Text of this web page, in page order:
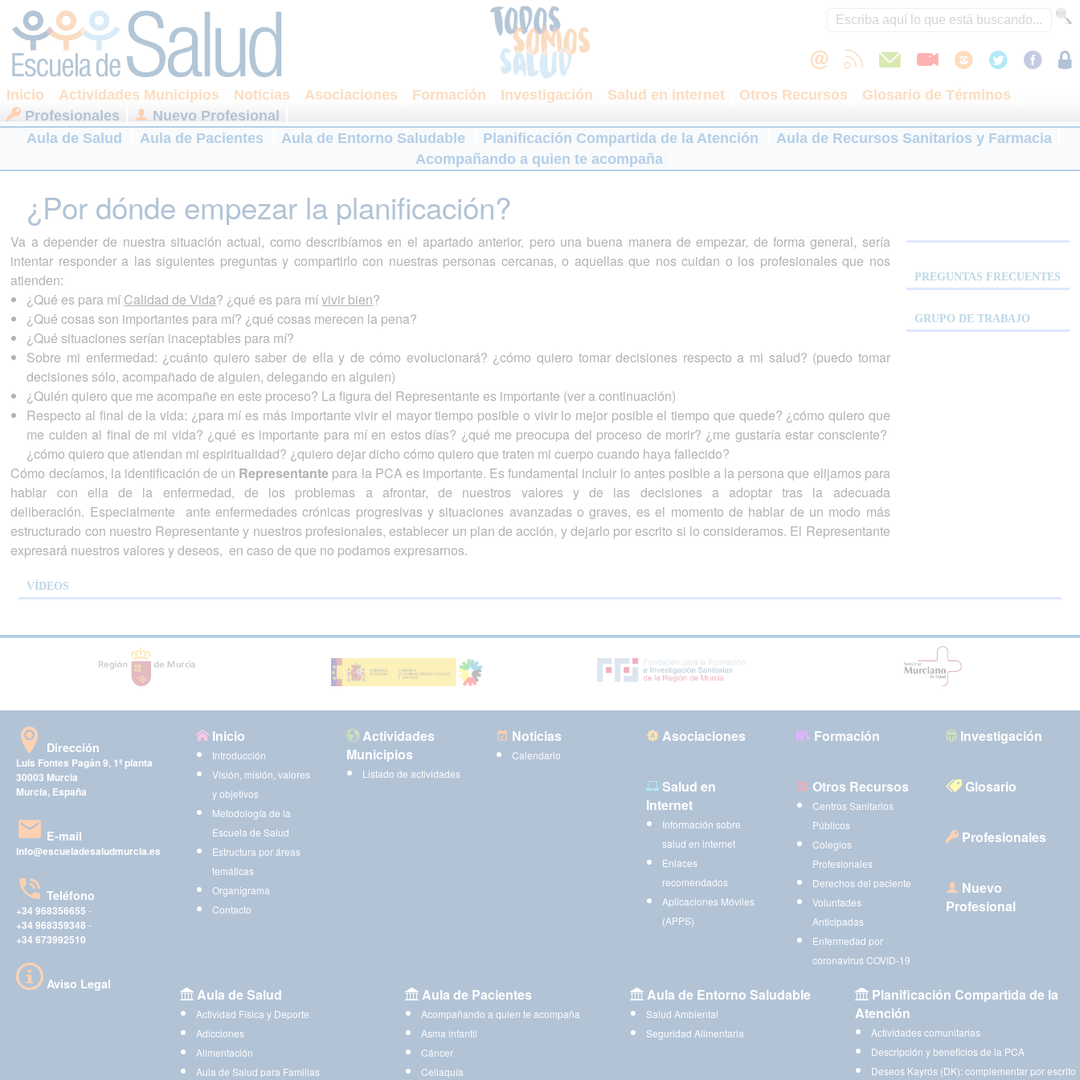
Inicio Actividades Municipios Noticias Asociaciones Formación Investigación Salud en internet Otros Recursos
Glosario de Términos
Profesionales
Nuevo Profesional
Aula de Salud
Aula de Pacientes Aula de Entorno Saludable Planificación Compartida de la Atención
Aula de Recursos Sanitarios y Farmacia
Acompañando a quien te acompaña
¿Por dónde empezar la planificación?
Va a depender de nuestra situación actual, como describíamos en el apartado anterior, pero una buena manera de empezar, de forma general, sería
intentar responder a las siguientes preguntas y compartirlo con nuestras personas cercanas, o aquellas que nos cuidan o los profesionales que nos
atienden:
¿Qué es para míCalidad de Vida? ¿qué es para mívivir bien?
¿Qué cosas son importantes para mí? ¿qué cosas merecen la pena?
¿Qué situaciones serían inaceptables para mí?
Sobre mi enfermedad: ¿cuánto quiero saber de ella y de cómo evolucionará? ¿cómo quiero tomar decisiones respecto a mi salud? (puedo tomar
decisiones sólo, acompañado de alguien, delegando en alguien)
¿Quién quiero que me acompañe en este proceso? La figura del Representante es importante (ver a continuación)
Respecto al final de la vida: ¿para mí es más importante vivir el mayor tiempo posible o vivir lo mejor posible el tiempo que quede? ¿cómo quiero que
me cuiden al final de mi vida? ¿qué es importante para mí en estos días? ¿qué me preocupa del proceso de morir? ¿me gustaría estar consciente?
¿cómo quiero que atiendan mi espiritualidad? ¿quiero dejar dicho cómo quiero que traten mi cuerpo cuando haya fallecido?
Cómo decíamos, la identificación de un Representante para la PCA es importante. Es fundamental incluir lo antes posible a la persona que elijamos para
hablar con ella de la enfermedad, de los problemas a afrontar, de nuestros valores y de las decisiones a adoptar tras la adecuada
deliberación. Especialmente ante enfermedades crónicas progresivas y situaciones avanzadas o graves, es el momento de hablar de un modo más
estructurado con nuestro Representante y nuestros profesionales, establecer un plan de acción, y dejarlo por escrito si lo consideramos. El Representante
expresará nuestros valores y deseos, en caso de que no podamos expresarnos.
PREGUNTAS FRECUENTES
GRUPO DE TRABAJO
VÍDEOS
Dirección
Luis Fontes Pagán 9, 1ª planta
30003 Murcia
Murcia, España
E-mail
info@escueladesaludmurcia.es
Teléfono
+34 968356655 -
+34 968359348 -
+34 673992510
Aviso Legal
Inicio
Introducción
Visión, misión, valores
y objetivos
Metodología de la
Escuela de Salud
Estructura por áreas
temáticas
Organigrama
Contacto
Actividades
Municipios
Listado de actividades
Noticias
Calendario
Asociaciones Formación Investigación
Salud en
Internet
Información sobre
salud en internet
Enlaces
recomendados
Aplicaciones Móviles
(APPS)
Otros Recursos
Centros Sanitarios
Públicos
Colegios
Profesionales
Derechos del paciente
Voluntades
Anticipadas
Enfermedad por
coronavirus COVID-19
Glosario
Profesionales
Nuevo
Profesional
Aula de Salud
Actividad Física y Deporte
Adicciones
Alimentación
Aula de Salud para Familias
Aula de Pacientes
Acompañando a quien te acompaña
Asma infantil
Cáncer
Celiaquía
Aula de Entorno Saludable
Salud Ambiental
Seguridad Alimentaria
Planificación Compartida de la
Atención
Actividades comunitarias
Descripción y beneficios de la PCA
Deseos Kayrós (DK): complementar por escrito